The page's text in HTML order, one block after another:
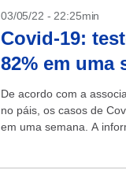
03/05/22 - 22:25min
Covid-19:
82% em uma
De acordo com a
no páis, os casos de
em uma semana. A